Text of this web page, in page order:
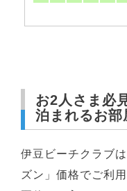
お2人さま必
泊まれるお部
伊豆ビーチクラブ
ズン」価格でご利用